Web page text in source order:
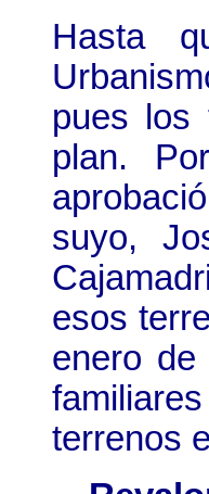
Hasta
pues los
plan.
suyo,
esos
enero
terrenos